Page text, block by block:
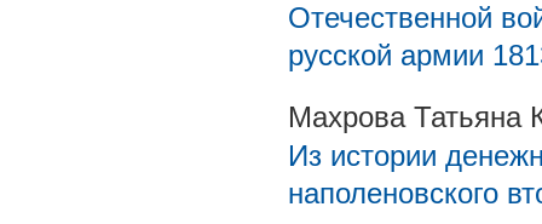
Отечественной
русской армии
Махрова Татьяна
Из истории
наполеновского